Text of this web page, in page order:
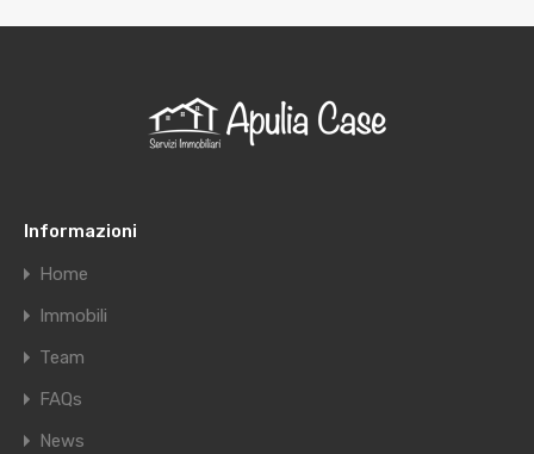
Informazioni
Home
Immobili
Team
FAQs
News